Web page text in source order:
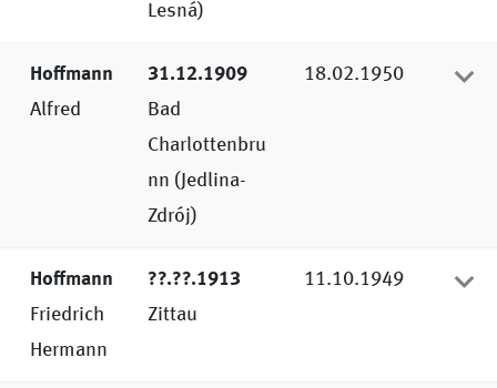
Lesná)
Hoffmann
Alfred
31.12.1909
Bad
Charlottenbru
nn (Jedlina-
Zdrój)
18.02.1950
Hoffmann
Friedrich
Hermann
??.??.1913
Zittau
11.10.1949